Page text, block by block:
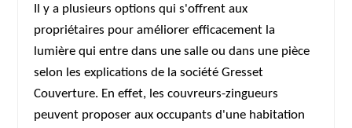
Il y a plusieurs options qui s'offrent aux
propriétaires pour améliorer efficacement la
lumière qui entre dans une salle ou dans une pièce
selon les explications de la société Gresset
Couverture. En effet, les couvreurs-zingueurs
peuvent proposer aux occupants d'une habitation